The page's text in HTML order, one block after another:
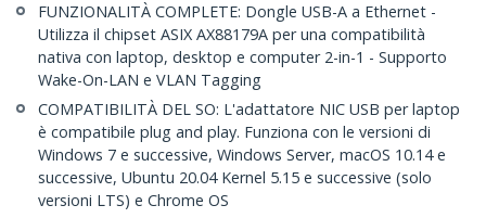
FUNZIONALITÀ COMPLETE: Dongle USB-A a Ethernet -
Utilizza il chipset ASIX AX88179A per una compatibilità
nativa con laptop, desktop e computer 2-in-1 - Supporto
Wake-On-LAN e VLAN Tagging
COMPATIBILITÀ DEL SO: L'adattatore NIC USB per laptop
è compatibile plug and play. Funziona con le versioni di
Windows 7 e successive, Windows Server, macOS 10.14 e
successive, Ubuntu 20.04 Kernel 5.15 e successive (solo
versioni LTS) e Chrome OS